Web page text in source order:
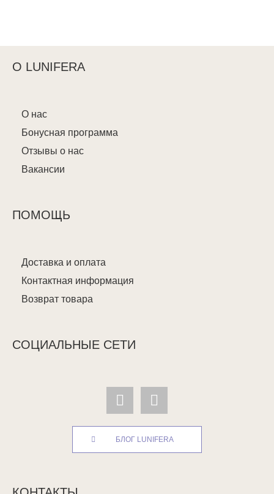
О LUNIFERA
О нас
Бонусная программа
Отзывы о нас
Вакансии
ПОМОЩЬ
Доставка и оплата
Контактная информация
Возврат товара
СОЦИАЛЬНЫЕ СЕТИ
БЛОГ LUNIFERA